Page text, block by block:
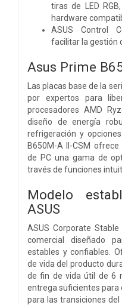
tiras de LED
hardware
ASUS Control
facilitar la gestión
Asus Prime
Las placas base de la
por expertos para
procesadores AMD
diseño de energía
refrigeración y
B650M-A II-CSM
de PC una gama de
través de funciones
Modelo
ASUS
ASUS Corporate
comercial diseñado
estables y confiables.
de vida del producto
de fin de vida útil de 6
entrega suficientes para
para las transiciones